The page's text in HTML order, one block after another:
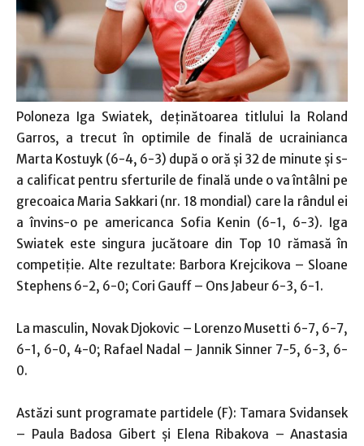
Poloneza Iga Swiatek, deţinătoarea titlului la Roland
Garros, a trecut în optimile de finală de ucrainianca
Marta Kostuyk (6-4, 6-3) după o oră şi 32 de minute şi s-
a calificat pentru sferturile de finală unde o va întâlni pe
grecoaica Maria Sakkari (nr. 18 mondial) care la rândul ei
a învins-o pe americanca Sofia Kenin (6-1, 6-3). Iga
Swiatek este singura jucătoare din Top 10 rămasă în
competiţie. Alte rezultate: Barbora Krejcikova – Sloane
Stephens 6-2, 6-0; Cori Gauff – Ons Jabeur 6-3, 6-1.
La masculin, Novak Djokovic – Lorenzo Musetti 6-7, 6-7,
6-1, 6-0, 4-0; Rafael Nadal – Jannik Sinner 7-5, 6-3, 6-
0.
Astăzi sunt programate partidele (F): Tamara Svidansek
– Paula Badosa Gibert şi Elena Ribakova – Anastasia